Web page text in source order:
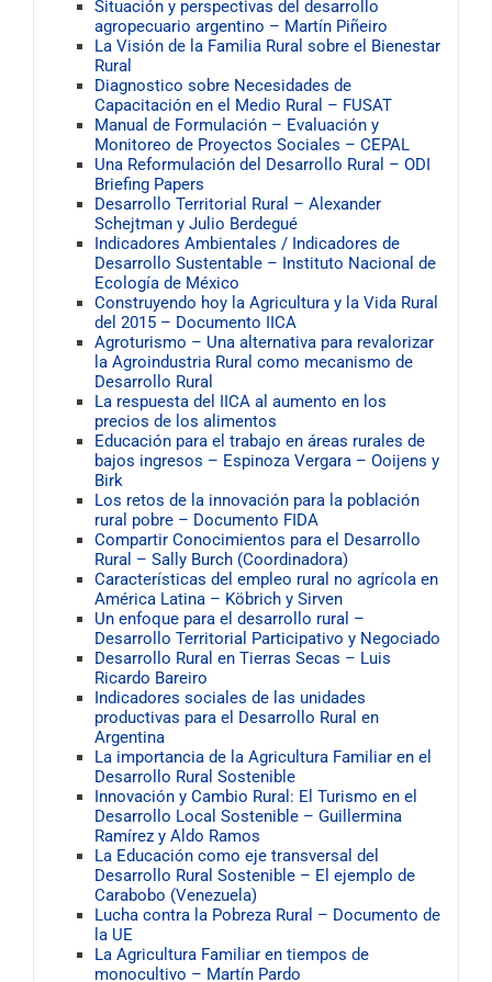
Situación y perspectivas del desarrollo
agropecuario argentino – Martín Piñeiro
La Visión de la Familia Rural sobre el Bienestar
Rural
Diagnostico sobre Necesidades de
Capacitación en el Medio Rural – FUSAT
Manual de Formulación – Evaluación y
Monitoreo de Proyectos Sociales – CEPAL
Una Reformulación del Desarrollo Rural – ODI
Briefing Papers
Desarrollo Territorial Rural – Alexander
Schejtman y Julio Berdegué
Indicadores Ambientales / Indicadores de
Desarrollo Sustentable – Instituto Nacional de
Ecología de México
Construyendo hoy la Agricultura y la Vida Rural
del 2015 – Documento IICA
Agroturismo – Una alternativa para revalorizar
la Agroindustria Rural como mecanismo de
Desarrollo Rural
La respuesta del IICA al aumento en los
precios de los alimentos
Educación para el trabajo en áreas rurales de
bajos ingresos – Espinoza Vergara – Ooijens y
Birk
Los retos de la innovación para la población
rural pobre – Documento FIDA
Compartir Conocimientos para el Desarrollo
Rural – Sally Burch (Coordinadora)
Características del empleo rural no agrícola en
América Latina – Köbrich y Sirven
Un enfoque para el desarrollo rural –
Desarrollo Territorial Participativo y Negociado
Desarrollo Rural en Tierras Secas – Luis
Ricardo Bareiro
Indicadores sociales de las unidades
productivas para el Desarrollo Rural en
Argentina
La importancia de la Agricultura Familiar en el
Desarrollo Rural Sostenible
Innovación y Cambio Rural: El Turismo en el
Desarrollo Local Sostenible – Guillermina
Ramírez y Aldo Ramos
La Educación como eje transversal del
Desarrollo Rural Sostenible – El ejemplo de
Carabobo (Venezuela)
Lucha contra la Pobreza Rural – Documento de
la UE
La Agricultura Familiar en tiempos de
monocultivo – Martín Pardo